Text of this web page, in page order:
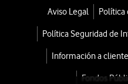
Aviso Legal Política
Política Seguridad de
Información a
Fondos